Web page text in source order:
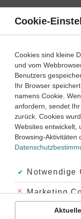
Direkt
Inhalt
Methoden der
Klasse 7
Methoden der
Arbeiten im
Dieser Lernweg
Cookie-
Cookies sind kleine
und vom
Benutzers
Ihr Browser
namens Cookie.
anfordern, sendet
zurück. Cookies
Websites entwickelt,
Browsing-Aktivitäten
Akzeptiert:
Notwendige
Abgelehnt:
Marketing
Abgelehnt: